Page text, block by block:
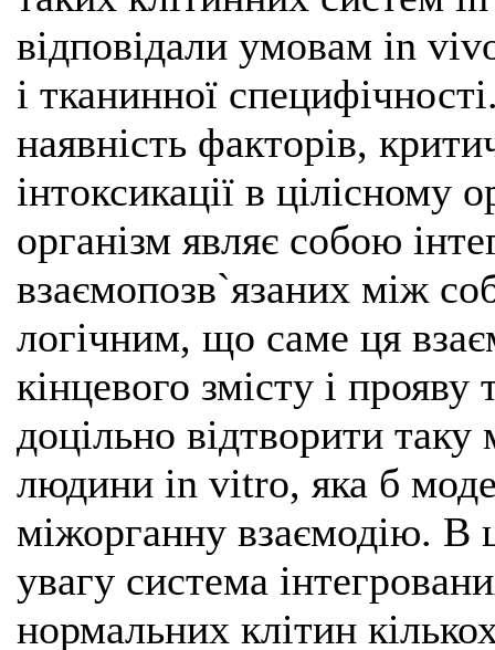
відповідали умовам in
і тканинної
наявність факторів,
інтоксикації в цілісному
організм являє собою
взаємопозв`язаних між
логічним, що саме ця
кінцевого змісту і
доцільно відтворити
людини in vitro, яка б
міжорганну взаємодію. В
увагу система
нормальних клітин